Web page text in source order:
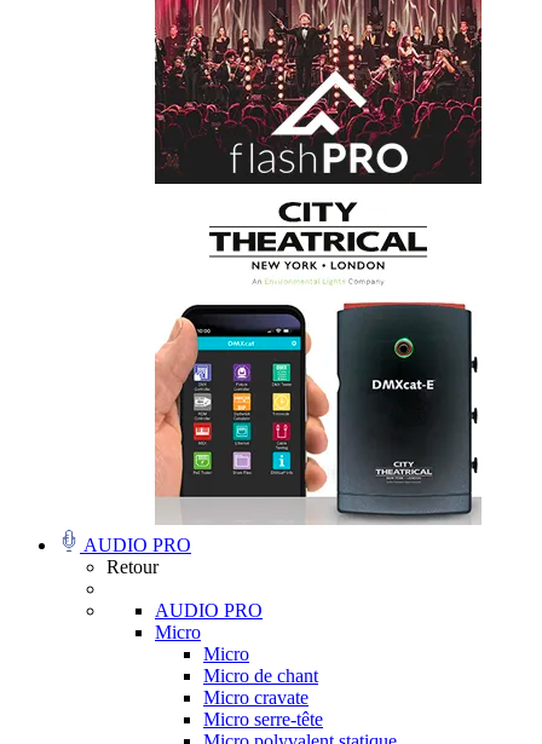
AUDIO PRO
Retour
AUDIO PRO
Micro
Micro
Micro de chant
Micro cravate
Micro serre-tête